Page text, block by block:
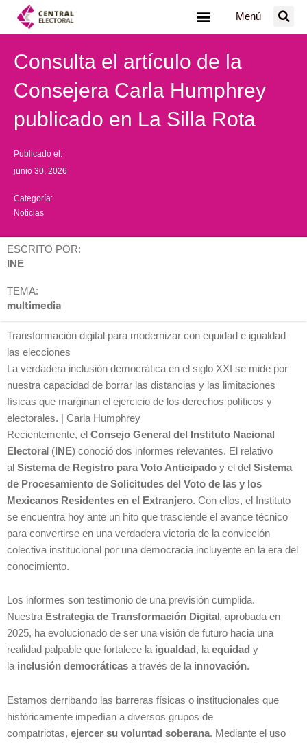
Menú
Consulta el artículo de la
Consejera Carla Humphrey
publicado en La Silla Rota
Publicado el:
junio 30, 2026
Categoría:
Noticias
ESCRITO POR:
INE
TEMA:
multimedia
Transformación digital para modernizar con equidad e igualdad
las elecciones
La verdadera inclusión democrática en el siglo XXI se mide por
nuestra capacidad de borrar las distancias y las limitaciones
físicas que marginan el ejercicio de los derechos políticos y
electorales. | Carla Humphrey
Recientemente, el Consejo General del Instituto Nacional
Electoral (INE) conoció dos informes relevantes. El relativo
al Sistema de Registro para Voto Anticipado y el del Sistema
de Procesamiento de Solicitudes del Voto de las y los
Mexicanos Residentes en el Extranjero. Con ellos, el Instituto
se encuentra hoy ante un hito que trasciende el avance técnico
para convertirse en una verdadera victoria de la convicción
colectiva institucional por una democracia incluyente en la era del
conocimiento.
Los informes son testimonio de una previsión cumplida.
Nuestra Estrategia de Transformación Digita l, aprobada en
2025, ha evolucionado de ser una visión de futuro hacia una
realidad palpable que fortalece la igualdad , la equidad y
la inclusión democráticas a través de la innovación.
Estamos derribando las barreras físicas o institucionales que
históricamente impedían a diversos grupos de
compatriotas, ejercer su voluntad soberana. Mediante el uso